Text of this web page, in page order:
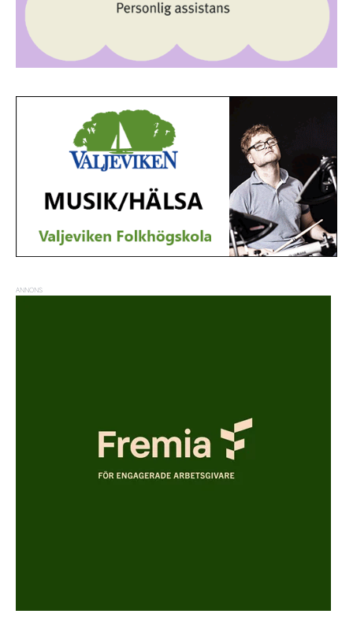
ANNONS